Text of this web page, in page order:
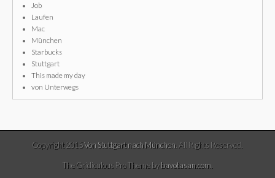
Job
Laufen
Mac
München
Starbucks
Stuttgart
This made my day
von Unterwegs
Copyright 2015Von Stuttgart nach München . All Rights Reserved.
The Gridiculous Pro Theme bybavotasan.com.